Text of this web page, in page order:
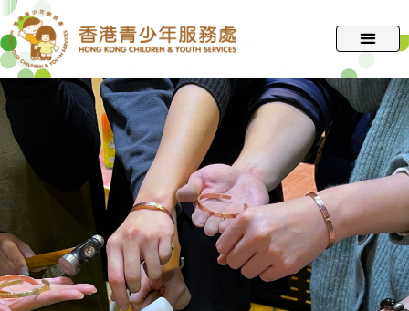
跳
至
主
要
內
容